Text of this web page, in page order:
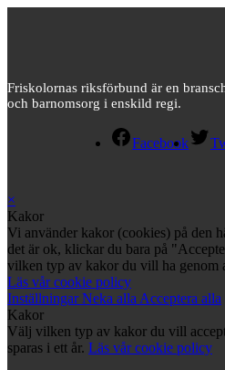
Friskolornas riksförbund är en
och barnomsorg i enskild regi.
Facebook
×
Kakor
Vi använder kakor (cookies) på den
det är ok, klickar du bara på
vilken typ av kakor du vill ha genom
Läs vår cookie policy
InställningarNeka alla Acceptera alla
Kakor
Välj vilken typ av kakor du vill
sparas i ett år. Läs vår cookie policy